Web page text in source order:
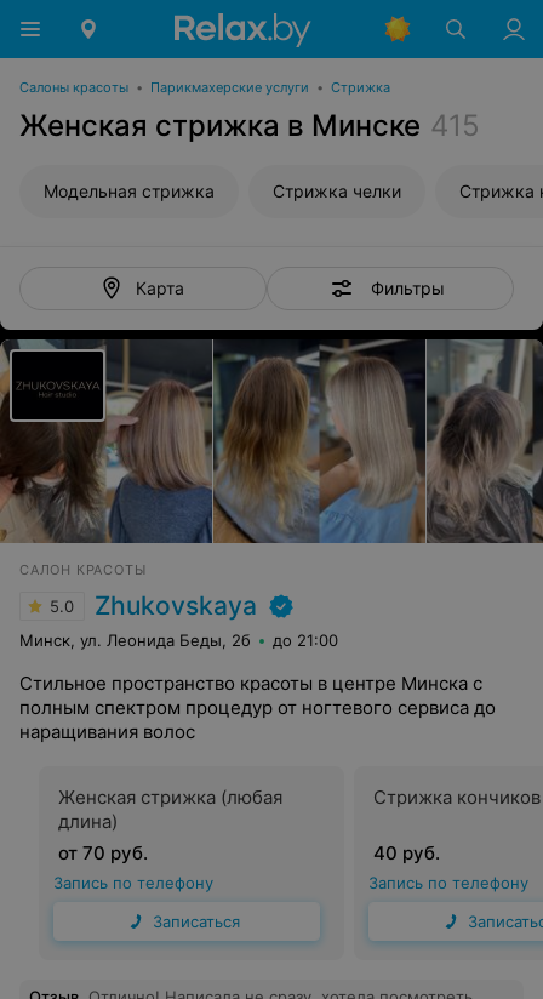
Салоны красоты • Парикмахерские услуги • Стрижка
Женская стрижка в Минске 415
Модельная стрижка Стрижка челки Стрижка
Карта Фильтры
САЛОН КРАСОТЫ
5.0 Zhukovskaya
Минск, ул. Леонида Беды, 2б до 21:00
Стильное пространство красоты в центре Минска с
полным спектром процедур от ногтевого сервиса до
наращивания волос
Женская стрижка (любая
длина)
от 70 руб.
Запись по телефону
Записаться
Стрижка кончиков
40 руб.
Запись по телефону